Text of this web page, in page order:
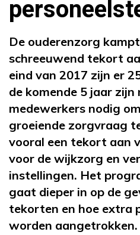
De ouderenzorg
schreeuwend tekort
eind van 2017 zijn er
de komende 5 jaar zijn
medewerkers nodig
groeiende zorgvraag
vooral een tekort aan
voor de wijkzorg en
instellingen. Het
gaat dieper in op de
tekorten en hoe extra
worden aangetrokken.